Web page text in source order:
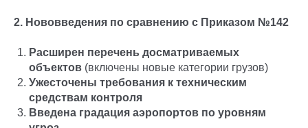
2. Нововведения по сравнению с Приказом №142
Расширен перечень досматриваемых
объектов (включены новые категории грузов)
Ужесточены требования к техническим
средствам контроля
Введена градация аэропортов по уровням